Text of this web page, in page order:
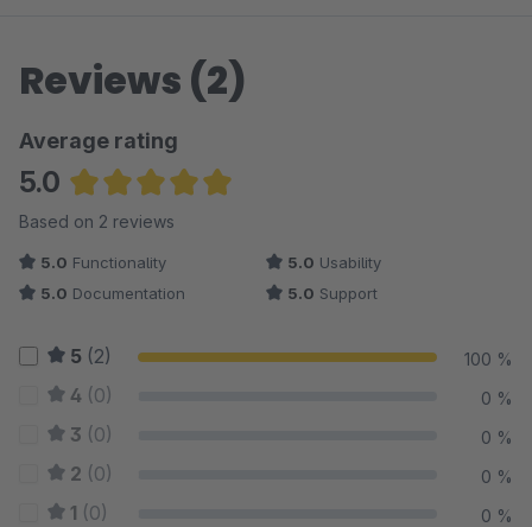
Reviews (2)
Average rating
5.0
Average rating of 5 out of 5 stars
Based on 2 reviews
5.0 Functionality 5.0 Usability
5.0 Documentation 5.0 Support
5 (2) 100 %
4 (0) 0 %
3 (0) 0 %
2 (0) 0 %
1 (0) 0 %